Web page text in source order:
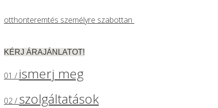
otthonteremtés személyre szabottan
KÉRJ ÁRAJÁNLATOT!
01 / ismerj meg
02 / szolgáltatások